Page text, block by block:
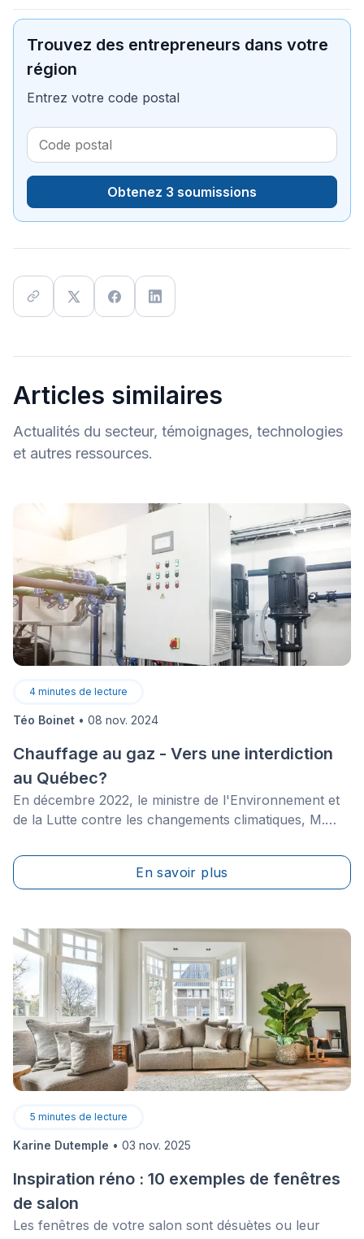
Trouvez des entrepreneurs dans votre
région
Entrez votre code postal
Obtenez 3 soumissions
Articles similaires
Actualités du secteur, témoignages, technologies
et autres ressources.
4 minutes de lecture
Téo Boinet • 08 nov. 2024
Chauffage au gaz - Vers une interdiction
au Québec?
En décembre 2022, le ministre de l'Environnement et
de la Lutte contre les changements climatiques, M.
l'interdiction de l'installation ou de la réparation de
systèmes de chauffage au mazout dans les
En savoir plus
5 minutes de lecture
Karine Dutemple • 03 nov. 2025
Inspiration réno : 10 exemples de fenêtres
de salon
Les fenêtres de votre salon sont désuètes ou leur